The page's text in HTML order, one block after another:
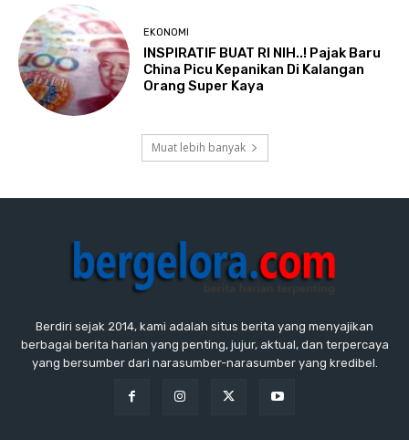
EKONOMI
INSPIRATIF BUAT RI NIH..! Pajak Baru
China Picu Kepanikan Di Kalangan
Orang Super Kaya
Muat lebih banyak
Berdiri sejak 2014, kami adalah situs berita yang menyajikan
berbagai berita harian yang penting, jujur, aktual, dan terpercaya
yang bersumber dari narasumber-narasumber yang kredibel.